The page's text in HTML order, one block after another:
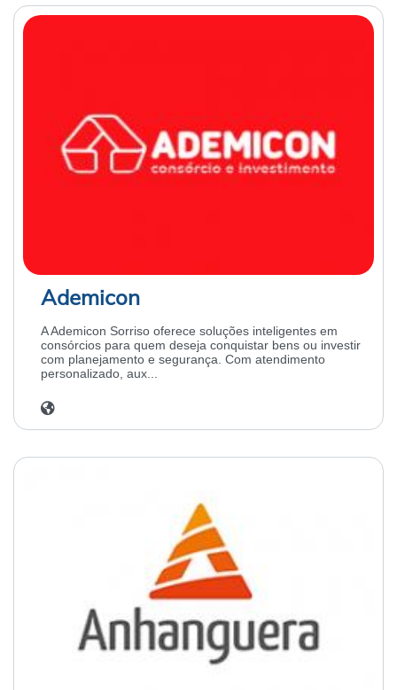
Ademicon
A Ademicon Sorriso oferece soluções inteligentes em
consórcios para quem deseja conquistar bens ou investir
com planejamento e segurança. Com atendimento
personalizado, aux...